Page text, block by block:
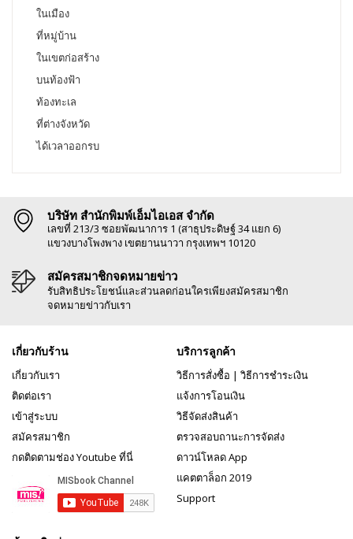
ในเมือง
ที่หมู่บ้าน
ในเขตก่อสร้าง
บนท้องฟ้า
ท้องทะเล
ที่ต่างจังหวัด
ได้เวลาออกรบ
บริษัท สำนักพิมพ์เอ็มไอเอส จำกัด
เลขที่ 213/3 ซอยพัฒนาการ 1 (สาธุประดิษฐ์ 34 แยก 6)
แขวงบางโพงพาง เขตยานนาวา กรุงเทพฯ 10120
สมัครสมาชิกจดหมายข่าว
รับสิทธิประโยชน์และส่วนลดก่อนใครเพียงสมัครสมาชิก
จดหมายข่าวกับเรา
เกี่ยวกับร้าน
เกี่ยวกับเรา
ติดต่อเรา
เข้าสู่ระบบ
สมัครสมาชิก
กดติดตามช่อง Youtube ที่นี่
บริการลูกค้า
วิธีการสั่งซื้อ | วิธีการชำระเงิน
แจ้งการโอนเงิน
วิธีจัดส่งสินค้า
ตรวจสอบถานะการจัดส่ง
ดาวน์โหลด App
แคตตาล็อก 2019
Support